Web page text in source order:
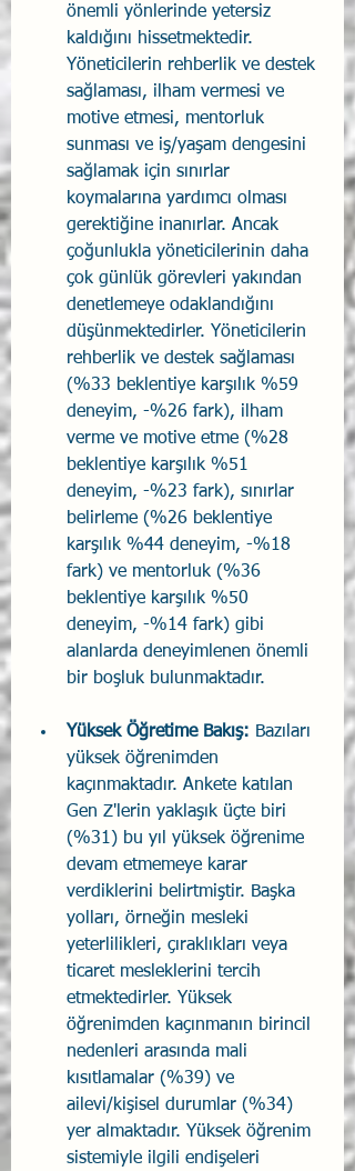
önemli yönlerinde yetersiz
kaldığını hissetmektedir.
Yöneticilerin rehberlik ve destek
sağlaması, ilham vermesi ve
motive etmesi, mentorluk
sunması ve iş/yaşam dengesini
sağlamak için sınırlar
koymalarına yardımcı olması
gerektiğine inanırlar. Ancak
çoğunlukla yöneticilerinin daha
çok günlük görevleri yakından
denetlemeye odaklandığını
düşünmektedirler. Yöneticilerin
rehberlik ve destek sağlaması
(%33 beklentiye karşılık %59
deneyim, -%26 fark), ilham
verme ve motive etme (%28
beklentiye karşılık %51
deneyim, -%23 fark), sınırlar
belirleme (%26 beklentiye
karşılık %44 deneyim, -%18
fark) ve mentorluk (%36
beklentiye karşılık %50
deneyim, -%14 fark) gibi
alanlarda deneyimlenen önemli
bir boşluk bulunmaktadır.
Yüksek Öğretime Bakış: Bazıları
yüksek öğrenimden
kaçınmaktadır. Ankete katılan
Gen Z'lerin yaklaşık üçte biri
(%31) bu yıl yüksek öğrenime
devam etmemeye karar
verdiklerini belirtmiştir. Başka
yolları, örneğin mesleki
yeterlilikleri, çıraklıkları veya
ticaret mesleklerini tercih
etmektedirler. Yüksek
öğrenimden kaçınmanın birincil
nedenleri arasında mali
kısıtlamalar (%39) ve
ailevi/kişisel durumlar (%34)
yer almaktadır. Yüksek öğrenim
sistemiyle ilgili endişeleri